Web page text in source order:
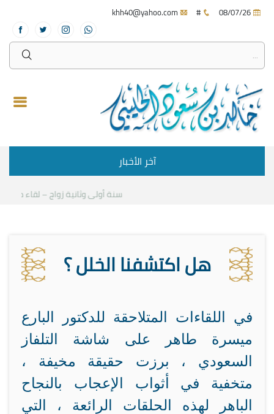
#
آخر الأخبار
سنة أولى وثانية زواج – لقاء مع
هل اكتشفنا الخلل ؟
في اللقاءات المتلاحقة للدكتور البارع
ميسرة طاهر على شاشة التلفاز
السعودي ، برزت حقيقة مخيفة ،
متخفية في أثواب الإعجاب بالنجاح
الباهر لهذه الحلقات الرائعة ، التي